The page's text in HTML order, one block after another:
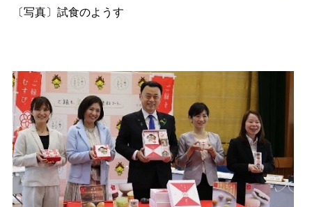
〔写真〕試食のようす